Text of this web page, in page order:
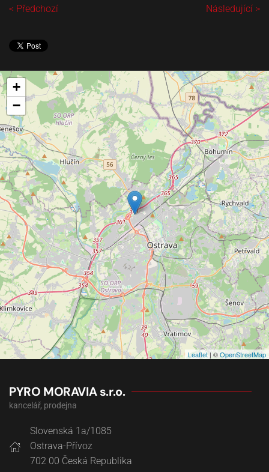
< Předchozí Následující >
+
−
Leaflet| ©OpenStreetMap
PYRO MORAVIA s.r.o.
kancelář, prodejna
Slovenská 1a/1085
Ostrava-Přívoz
702 00 Česká Republika